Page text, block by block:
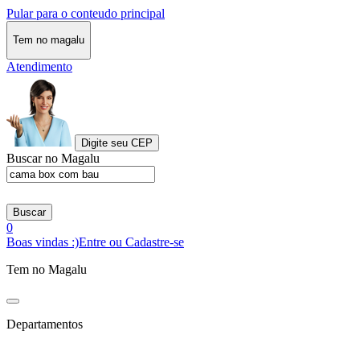
Pular para o conteudo principal
Tem no magalu
Atendimento
Digite seu CEP
Buscar no Magalu
Buscar
0
Boas vindas :)Entre ou Cadastre-se
Tem no Magalu
Departamentos